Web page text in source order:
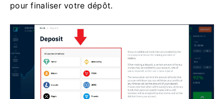
pour finaliser votre dépôt.